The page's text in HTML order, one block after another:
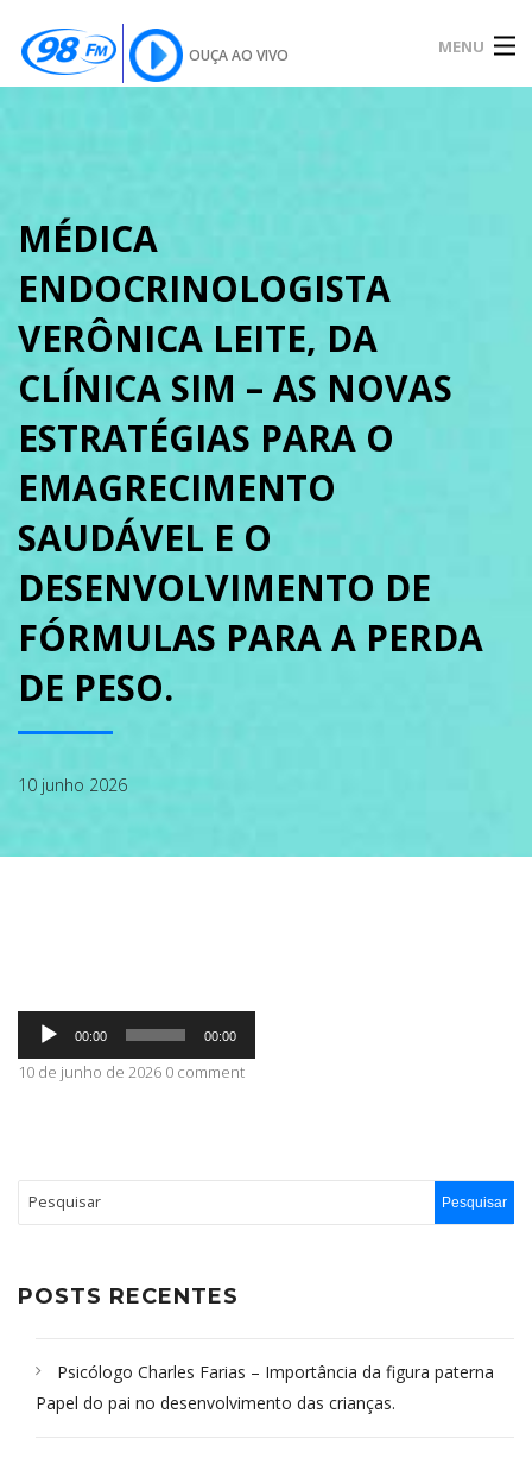
OUÇA AO VIVO MENU
SOBRE
NOTÍCIAS
PODCAST
GALERIA
ABRANGÊNCIA
CONTATO
MÉDICA
ENDOCRINOLOGISTA
VERÔNICA LEITE, DA
CLÍNICA SIM – AS NOVAS
ESTRATÉGIAS PARA O
EMAGRECIMENTO
SAUDÁVEL E O
DESENVOLVIMENTO DE
FÓRMULAS PARA A PERDA
DE PESO.
10 junho 2026
Tocador
áudio
00:00 00:00
10 de junho de 2026 0 comment
POSTS RECENTES
Psicólogo Charles Farias – Importância da figura paterna
Papel do pai no desenvolvimento das crianças.